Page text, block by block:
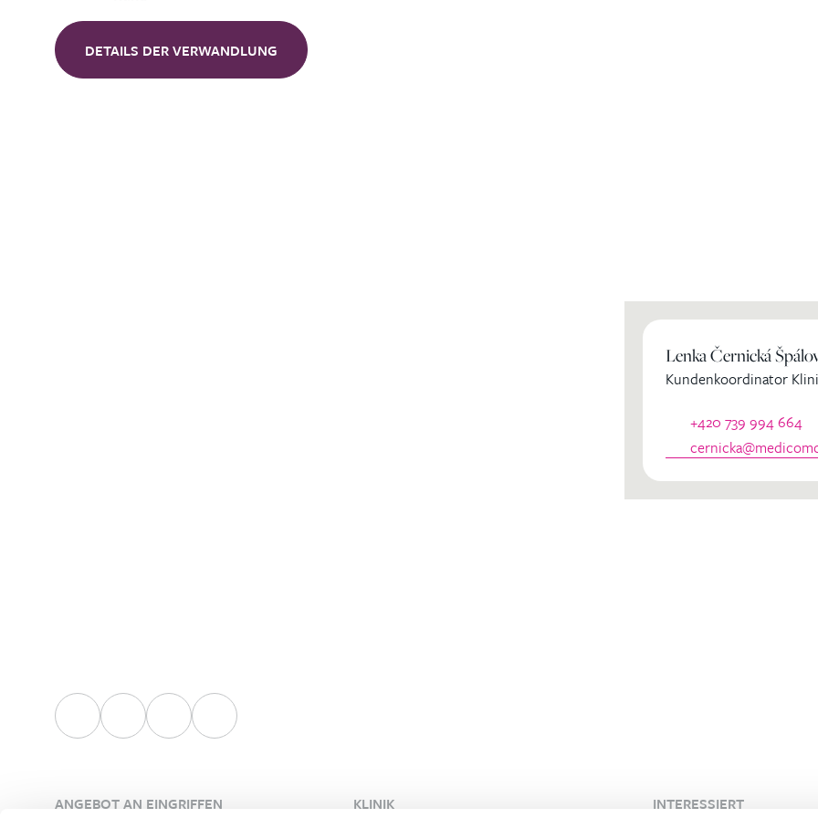
DETAILS DER VERWANDLUNG
Lenka Černická
Kundenkoordinator
+420 739 994 664
ANGEBOT AN EINGRIFFEN KLINIK INTERESSIERT